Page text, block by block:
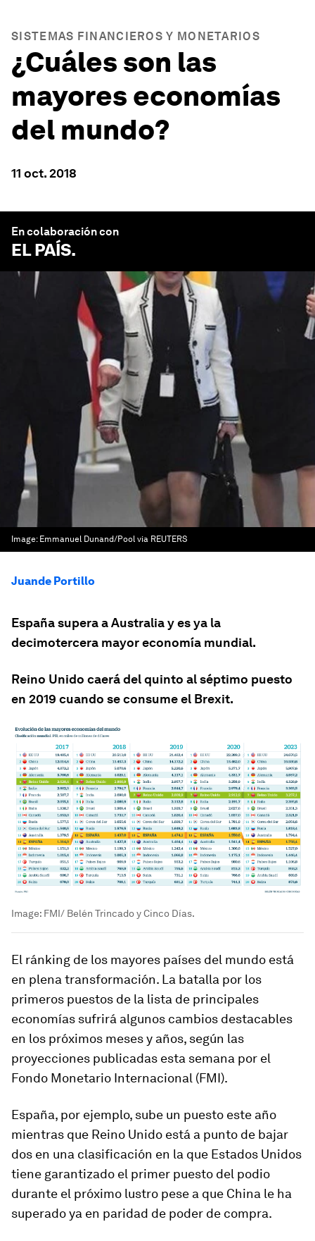
SISTEMAS FINANCIEROS Y MONETARIOS
¿Cuáles son las
mayores economías
del mundo?
11 oct. 2018
En colaboración con
EL PAÍS.
Image: Emmanuel Dunand/Pool via REUTERS
Juande Portillo
España supera a Australia y es ya la
decimotercera mayor economía mundial.
Reino Unido caerá del quinto al séptimo puesto
en 2019 cuando se consume el Brexit.
Image: FMI/ Belén Trincado y Cinco Días.
El ránking de los mayores países del mundo está
en plena transformación. La batalla por los
primeros puestos de la lista de principales
economías sufrirá algunos cambios destacables
en los próximos meses y años, según las
proyecciones publicadas esta semana por el
Fondo Monetario Internacional (FMI).
España, por ejemplo, sube un puesto este año
mientras que Reino Unido está a punto de bajar
dos en una clasificación en la que Estados Unidos
tiene garantizado el primer puesto del podio
durante el próximo lustro pese a que China le ha
superado ya en paridad de poder de compra.